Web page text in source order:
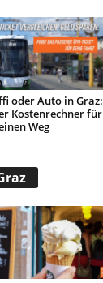
oder Auto in Graz:
Kostenrechner für
Weg